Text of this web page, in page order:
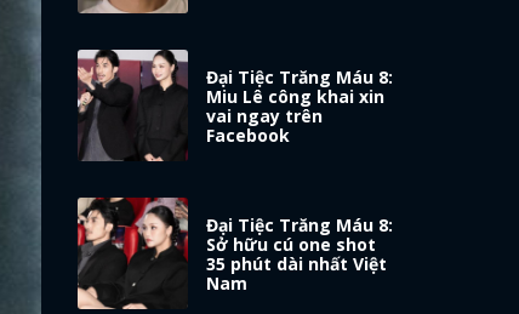
Đại Tiệc Trăng Máu 8:
Miu Lê công khai xin
vai ngay trên
Facebook
Đại Tiệc Trăng Máu 8:
Sở hữu cú one shot
35 phút dài nhất Việt
Nam